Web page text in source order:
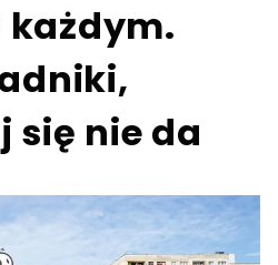
nie da